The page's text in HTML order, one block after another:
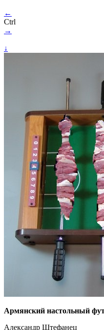
←
Ctrl
→
↓
Армянский настольный
Александр Штефанец